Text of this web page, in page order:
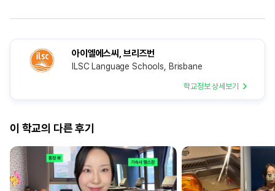
아이엘에스씨, 브리즈번
ILSC Language Schools, Brisbane
학교정보 상세보기
이 학교의 다른 후기